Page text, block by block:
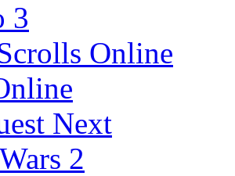
3
Online
Next
2